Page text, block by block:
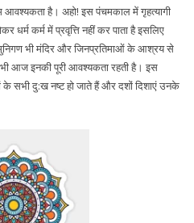
आवश्यकता है। अहो! इस पंचमकाल में गृहत्यागी
धर्म कर्म में प्रवृत्ति नहीं कर पाता है इसलिए
भी मंदिर और जिनप्रतिमाओं के आश्रय से
भी आज इनकी पूरी आवश्यकता रहती है। इस
के सभी दु:ख नष्ट हो जाते हैं और दशों दिशाएं उनके